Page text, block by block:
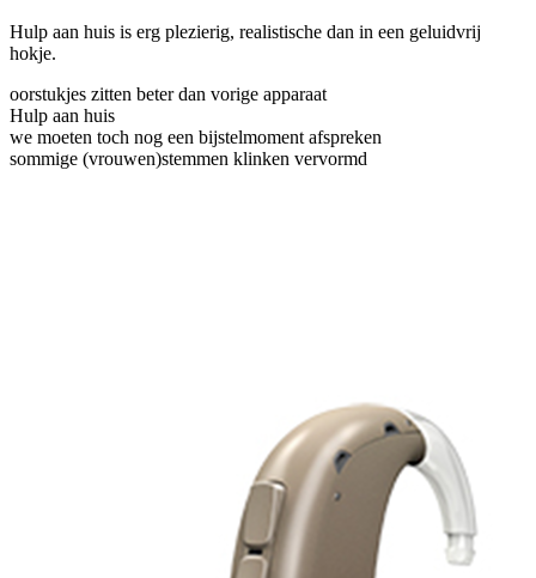
Hulp aan huis is erg plezierig, realistische dan in een geluidvrij
hokje.
oorstukjes zitten beter dan vorige apparaat
Hulp aan huis
we moeten toch nog een bijstelmoment afspreken
sommige (vrouwen)stemmen klinken vervormd